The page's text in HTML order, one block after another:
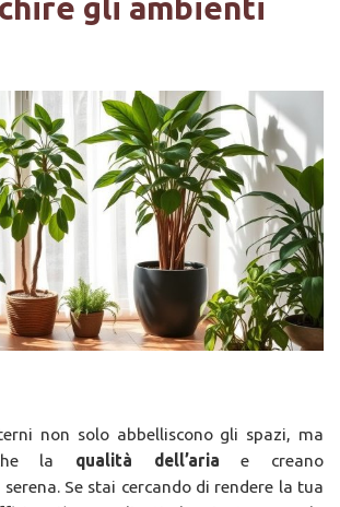
gli ambienti
non solo abbelliscono gli spazi, ma
la qualità dell’aria e creano
Se stai cercando di rendere la tua